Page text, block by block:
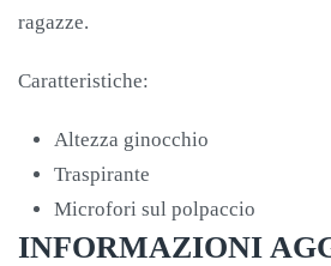
ragazze.
Caratteristiche:
Altezza ginocchio
Traspirante
Microfori sul polpaccio
INFORMAZIONI